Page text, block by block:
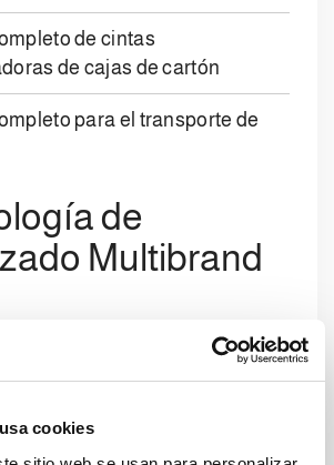
cookies
de cintas
de cajas de cartón
para el transporte de
de
Multibrand
Multibrandde
A
las paletas se envían a una